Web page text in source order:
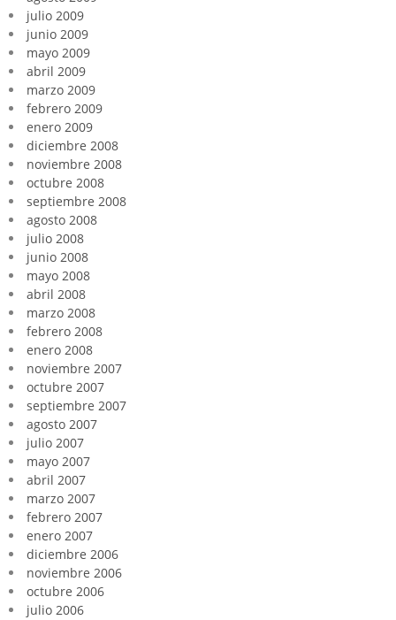
julio 2009
junio 2009
mayo 2009
abril 2009
marzo 2009
febrero 2009
enero 2009
diciembre 2008
noviembre 2008
octubre 2008
septiembre 2008
agosto 2008
julio 2008
junio 2008
mayo 2008
abril 2008
marzo 2008
febrero 2008
enero 2008
noviembre 2007
octubre 2007
septiembre 2007
agosto 2007
julio 2007
mayo 2007
abril 2007
marzo 2007
febrero 2007
enero 2007
diciembre 2006
noviembre 2006
octubre 2006
julio 2006